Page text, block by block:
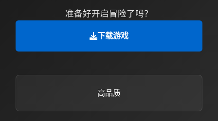
准备好开启冒险了吗？
下载游戏
高品质